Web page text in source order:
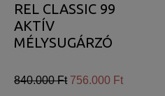
REL CLASSIC 99
AKTÍV
MÉLYSUGÁRZÓ
840.000 Ft 756.000 Ft